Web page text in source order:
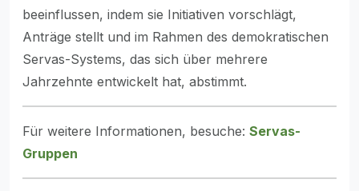
beeinflussen, indem sie Initiativen vorschlägt,
Anträge stellt und im Rahmen des demokratischen
Servas-Systems, das sich über mehrere
Jahrzehnte entwickelt hat, abstimmt.
Für weitere Informationen, besuche: Servas-
Gruppen